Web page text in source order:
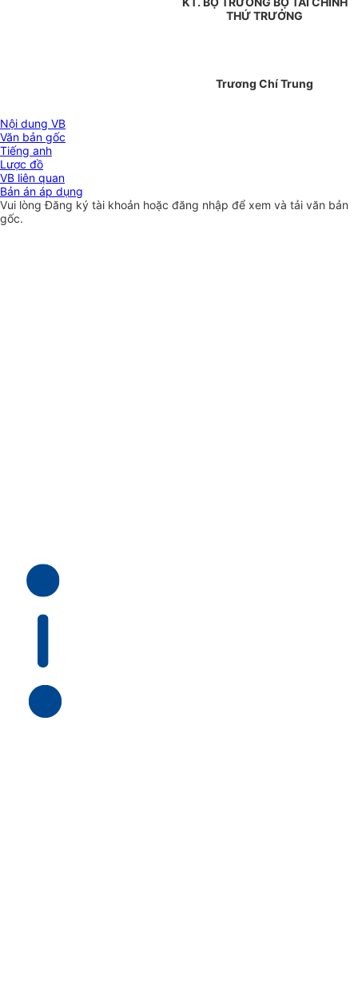
THỨ TRƯỞNG
Trương Chí Trung
Nội dung VB
Văn bản gốc
Tiếng anh
Lược đồ
VB liên quan
Bản án áp dụng
Vui lòngĐăng ký tài khoản hoặc đăng nhập để xem và tải văn bản
gốc.